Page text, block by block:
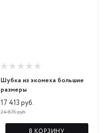
Шубка из экомеха большие
размеры
17 413 руб.
24 875 руб.
В КОРЗИНУ